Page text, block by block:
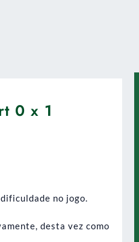
0 x 1
no jogo.
desta vez como